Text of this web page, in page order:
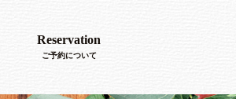
Reservation
ご予約について